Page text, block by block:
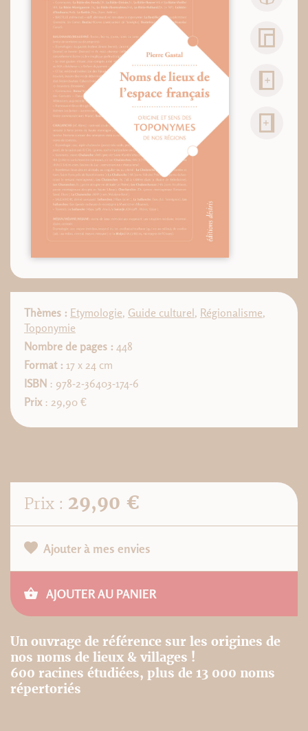
Thèmes : Etymologie, Guide culturel , Régionalisme,
Toponymie
Nombre de pages : 448
Format : 17 x 24 cm
ISBN : 978-2-36403-174-6
Prix: 29,90 €
Prix : 29,90 €
Ajouter à mes envies
AJOUTER AU PANIER
Un ouvrage de référence sur les origines de
nos noms de lieux & villages !
600 racines étudiées, plus de 13 000 noms
répertoriés